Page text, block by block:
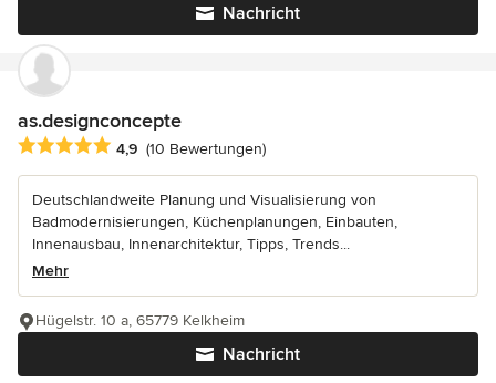
Nachricht
as.designconcepte
Durchschnittliche Bewertung: 4.9 von 5 Sternen
4,9 (10 Bewertungen)
Deutschlandweite Planung und Visualisierung von
Badmodernisierungen, Küchenplanungen, Einbauten,
Innenausbau, Innenarchitektur, Tipps, Trends...
Mehr
Nachricht
Hügelstr. 10 a, 65779 Kelkheim